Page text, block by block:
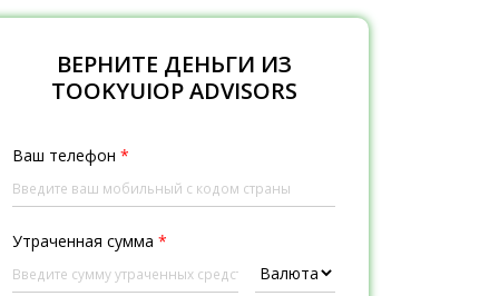
ВЕРНИТЕ ДЕНЬГИ ИЗ
TOOKYUIOP ADVISORS
Ваш телефон *
Утраченная сумма *